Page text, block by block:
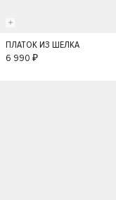
S
ПЛАТОК ИЗ ШЕЛКА
6 990 ₽